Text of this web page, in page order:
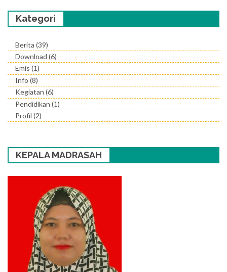
Kategori
Berita (39)
Download (6)
Emis (1)
Info (8)
Kegiatan (6)
Pendidikan (1)
Profil (2)
KEPALA MADRASAH